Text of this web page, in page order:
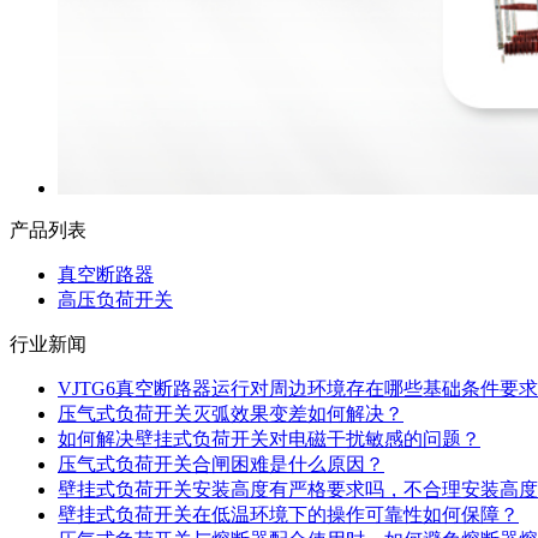
产品列表
真空断路器
高压负荷开关
行业新闻
VJTG6真空断路器运行对周边环境存在哪些基础条件要求
压气式负荷开关灭弧效果变差如何解决？
如何解决壁挂式负荷开关对电磁干扰敏感的问题？
压气式负荷开关合闸困难是什么原因？
壁挂式负荷开关安装高度有严格要求吗，不合理安装高
壁挂式负荷开关在低温环境下的操作可靠性如何保障？